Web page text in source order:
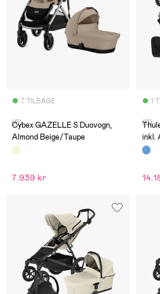
7 TILBAGE
(0)
Cybex GAZELLE S Duovogn,
Almond Beige/Taupe
7.939 kr
1
(0)
inkl.
Blue